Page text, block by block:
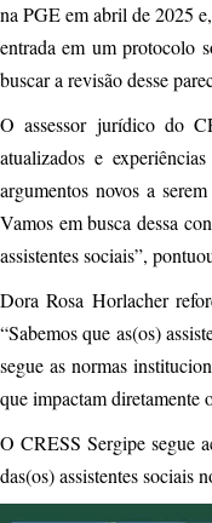
na PGE em abril de 2025
entrada em um protocolo
buscar a revisão desse
O assessor jurídico do
atualizados e
argumentos novos a
Vamos em busca dessa
assistentes sociais”,
Dora Rosa Horlacher
“Sabemos que as(os)
segue as normas
que impactam diretamente
O CRESS Sergipe segue
das(os) assistentes sociais